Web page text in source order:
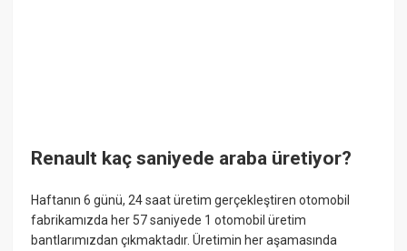
Renault kaç saniyede araba üretiyor?
Haftanın 6 günü, 24 saat üretim gerçekleştiren otomobil
fabrikamızda her 57 saniyede 1 otomobil üretim
bantlarımızdan çıkmaktadır. Üretimin her aşamasında